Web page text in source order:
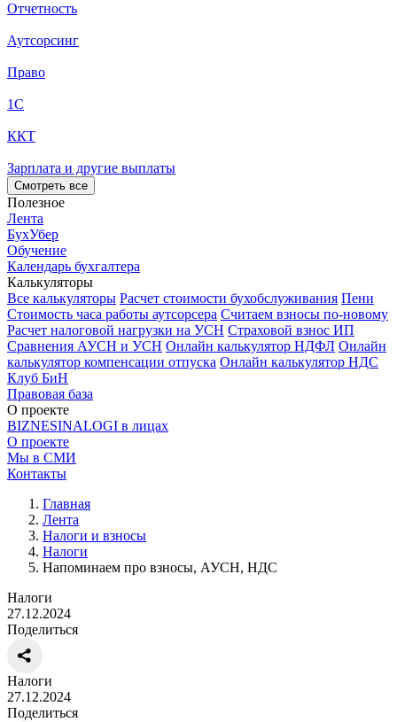
Отчетность
Аутсорсинг
Право
1С
ККТ
Зарплата и другие выплаты
Смотреть все
Полезное
Лента
БухУбер
Обучение
Календарь бухгалтера
Калькуляторы
Все калькуляторы Расчет стоимости бухобслуживания Пени
Стоимость часа работы аутсорсера Считаем взносы по-новому
Расчет налоговой нагрузки на УСН Страховой взнос ИП
Сравнения АУСН и УСН Онлайн калькулятор НДФЛ Онлайн
калькулятор компенсации отпуска Онлайн калькулятор НДС
Клуб БиН
Правовая база
О проекте
BIZNESINALOGI в лицах
О проекте
Мы в СМИ
Контакты
Главная
Лента
Налоги и взносы
Налоги
Напоминаем про взносы, АУСН, НДС
Налоги
27.12.2024
Поделиться
Налоги
27.12.2024
Поделиться